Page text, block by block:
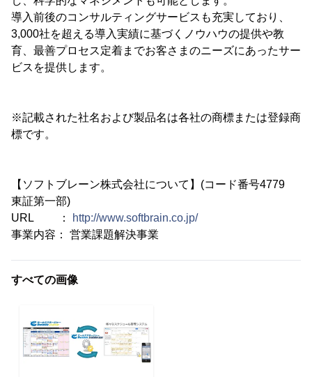
導入前後のコンサルティングサービスも充実しており、
3,000社を超える導入実績に基づくノウハウの提供や教
育、最善プロセス定着までお客さまのニーズにあったサー
ビスを提供します。
※記載された社名および製品名は各社の商標または登録商
標です。
【ソフトブレーン株式会社について】(コード番号4779
東証第一部)
URL ：
http://www.softbrain.co.jp/
事業内容： 営業課題解決事業
すべての画像